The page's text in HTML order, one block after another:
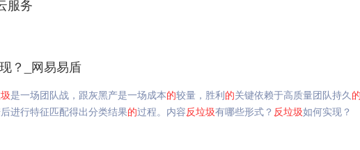
服务
？_网易易盾
是一场团队战，跟灰黑产是一场成本的较量，胜利的关键依赖于高质量团队持久的
进行特征匹配得出分类结果的过程。内容反垃圾有哪些形式？ 反垃圾如何实现？